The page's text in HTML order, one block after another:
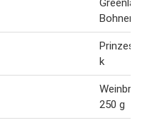
Bohnen
k
250 g